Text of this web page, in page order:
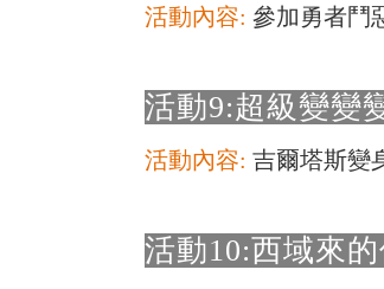
活動內容: 參加勇者鬥
活動9:超級變變
活動內容: 吉爾塔斯變
活動10:西域來